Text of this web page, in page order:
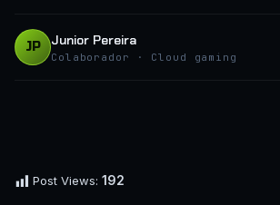
JP Junior Pereira
Colaborador · Cloud gaming
Post Views: 192